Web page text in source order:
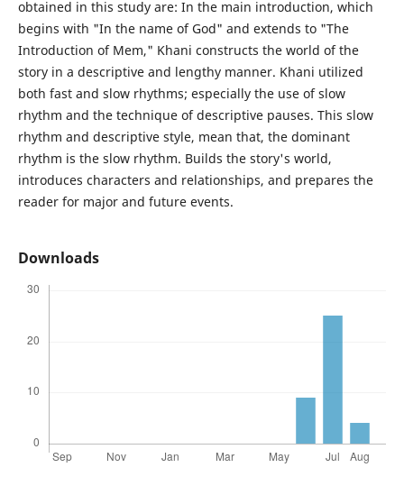
obtained in this study are: In the main introduction, which
begins with "In the name of God" and extends to "The
Introduction of Mem," Khani constructs the world of the
story in a descriptive and lengthy manner. Khani utilized
both fast and slow rhythms; especially the use of slow
rhythm and the technique of descriptive pauses. This slow
rhythm and descriptive style, mean that, the dominant
rhythm is the slow rhythm. Builds the story's world,
introduces characters and relationships, and prepares the
reader for major and future events.
Downloads